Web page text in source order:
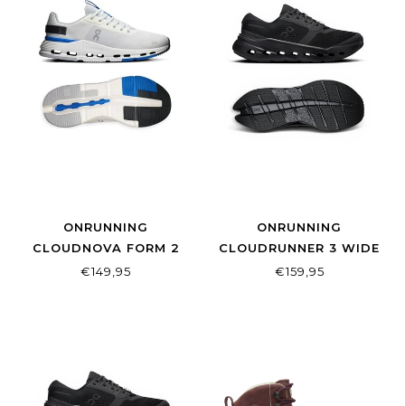
ONRUNNING
CLOUDNOVA FORM 2
MEN GLACIER/IVORY
€149,95
ONRUNNING
CLOUDRUNNER 3 WIDE
W BLACK | BLACK
€159,95